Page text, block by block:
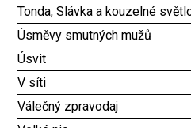
Tonda, Slávka a kouzelné
Úsměvy smutných mužů
Úsvit
V síti
Válečný zpravodaj